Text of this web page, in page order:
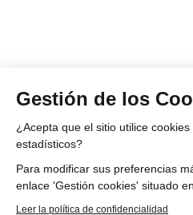
Gestión de los
¿Acepta que el sitio utilice cookies
estadísticos?
Para modificar sus preferencias
enlace 'Gestión cookies' situado
Leer la política de confidencialidad